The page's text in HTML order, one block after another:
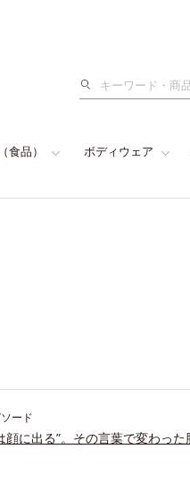
検
食品） ボディウェア
ード
顔に出る”。その言葉で変わった